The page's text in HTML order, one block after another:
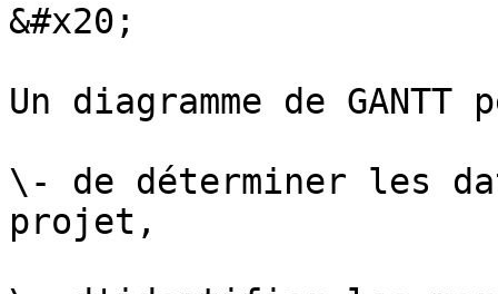
&#x20;
Un diagramme de GANTT
\- de déterminer les
projet,